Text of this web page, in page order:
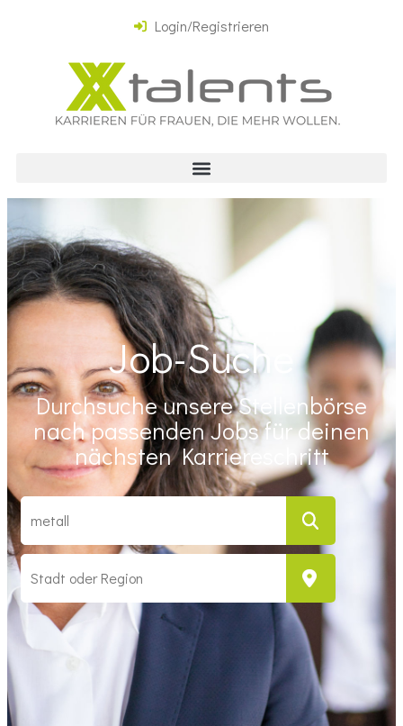
Login/Registrieren
Job-Suche
Durchsuche unsere Stellenbörse
nach passenden Jobs für deinen
nächsten Karriereschritt